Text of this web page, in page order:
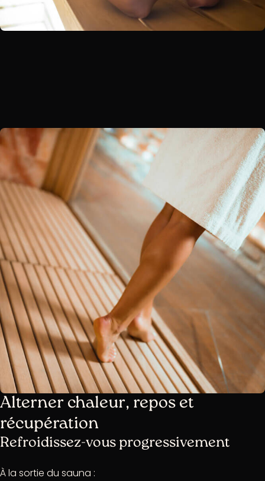
Alterner chaleur, repos et
récupération
Refroidissez-vous progressivement
À la sortie du sauna :